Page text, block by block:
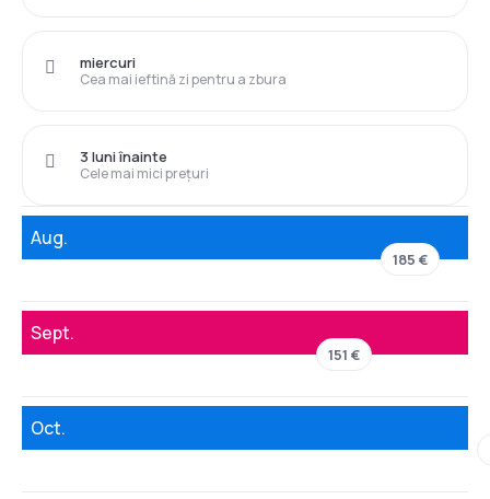
Cea mai ieftină zi pentru a zbura
miercuri
Cele mai mici prețuri
3 luni înainte
Aug.
185 €
Sept.
151 €
Oct.